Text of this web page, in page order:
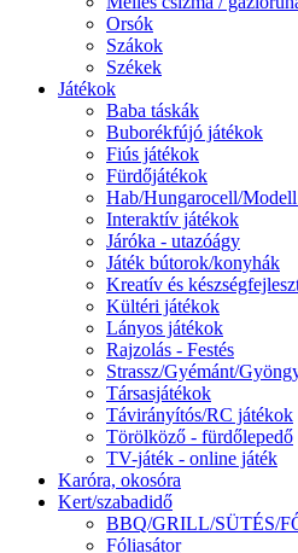
Orsók
Szákok
Székek
Játékok
Baba táskák
Buborékfújó játékok
Fiús játékok
Fürdőjátékok
Hab/Hungarocell/
Interaktív játékok
Járóka - utazóágy
Játék bútorok/konyhák
Kreatív és
Kültéri játékok
Lányos játékok
Rajzolás - Festés
Strassz/Gyémánt/
Társasjátékok
Távirányítós/RC játékok
Törölköző - fürdőlepedő
TV-játék - online játék
Karóra, okosóra
Kert/szabadidő
BBQ/GRILL/SÜTÉS/
Fóliasátor